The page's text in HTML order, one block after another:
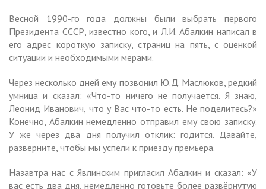
Весной 1990-го года должны были выбрать первого
Президента СССР, известно кого, и Л.И. Абалкин написал в
его адрес короткую записку, страниц на пять, с оценкой
ситуации и необходимыми мерами.
Через несколько дней ему позвонил Ю.Д. Маслюков, редкий
умница и сказал: «Что-то ничего не получается. Я знаю,
Леонид Иванович, что у Вас что-то есть. Не поделитесь?»
Конечно, Абалкин немедленно отправил ему свою записку.
У же через два дня получил отклик: годится. Давайте,
разверните, чтобы мы успели к приезду премьера.
Назавтра нас с Явлинским пригласил Абалкин и сказал: «У
вас есть два дня, немедленно готовьте более развёрнутую